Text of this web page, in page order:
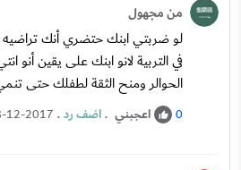
من مجهول
لو ضربتي ابنك حتضري أنك
في التربية لانو ابنك على يقين أنو
الحوالر ومنح الثقة لطفلك حتى
0 اعجبني .اضف رد.
12-2017